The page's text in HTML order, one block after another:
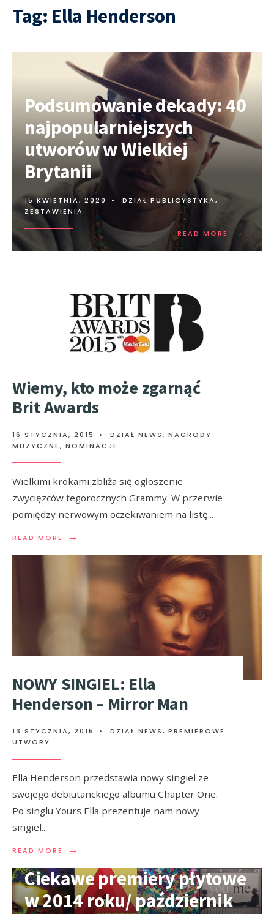
Tag: Ella Henderson
Podsumowanie dekady: 40
najpopularniejszych
utworów w Wielkiej
Brytanii
15 KWIETNIA, 2020 • DZIAŁ PUBLICYSTYKA,
ZESTAWIENIA
READ MORE →
Wiemy, kto może zgarnąć
Brit Awards
16 STYCZNIA, 2015 • DZIAŁ NEWS, NAGRODY
MUZYCZNE, NOMINACJE
Wielkimi krokami zbliża się ogłoszenie
zwycięzców tegorocznych Grammy. W przerwie
pomiędzy nerwowym oczekiwaniem na listę...
READ MORE →
NOWY SINGIEL: Ella
Henderson – Mirror Man
13 STYCZNIA, 2015 • DZIAŁ NEWS, PREMIEROWE
UTWORY
Ella Henderson przedstawia nowy singiel ze
swojego debiutanckiego albumu Chapter One.
Po singlu Yours Ella prezentuje nam nowy
singiel...
READ MORE →
Ciekawe premiery płytowe
w 2014 roku/ październik